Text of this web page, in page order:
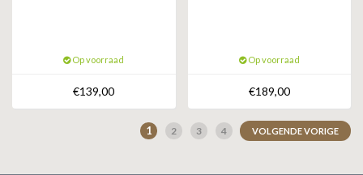
Op voorraad
€139,00
Op voorraad
€189,00
1 2 3 4 VOLGENDE VORIGE